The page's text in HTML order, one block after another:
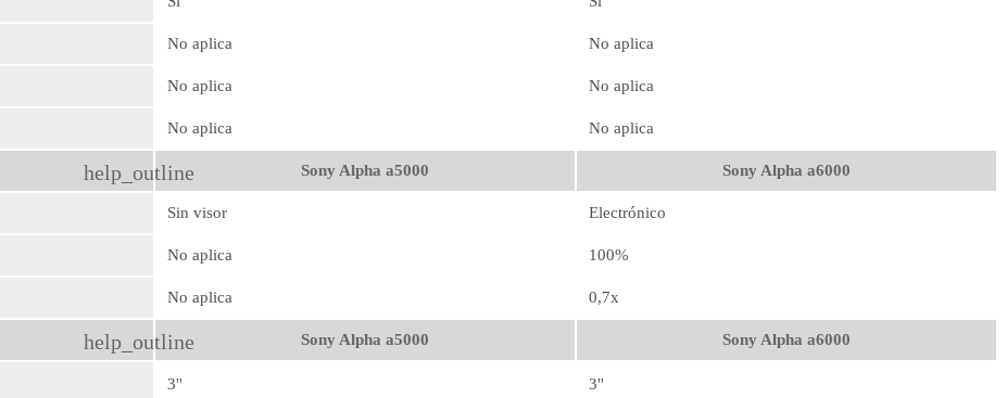
No aplica No aplica
No aplica No aplica
No aplica No aplica
help_outline Sony Alpha a5000 Sony Alpha a6000
Sin visor Electrónico
No aplica 100%
No aplica 0,7x
help_outline Sony Alpha a5000 Sony Alpha a6000
3'' 3''